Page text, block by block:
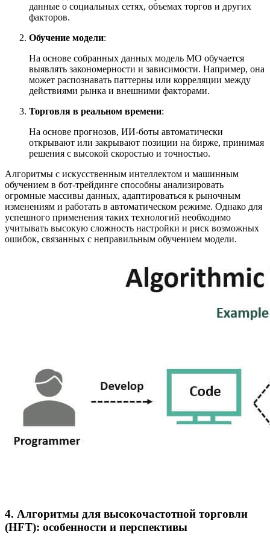
данные о социальных сетях, объемах торгов и других
факторов.
Обучение модели:
На основе собранных данных модель МО обучается
выявлять закономерности и зависимости. Например, она
может распознавать паттерны или корреляции между
действиями рынка и внешними факторами.
Торговля в реальном времени:
На основе прогнозов, ИИ-боты автоматически
открывают или закрывают позиции на бирже, принимая
решения с высокой скоростью и точностью.
Алгоритмы с искусственным интеллектом и машинным
обучением в бот-трейдинге способны анализировать
огромные массивы данных, адаптироваться к рыночным
изменениям и работать в автоматическом режиме. Однако для
успешного применения таких технологий необходимо
учитывать высокую сложность настройки и риск возможных
ошибок, связанных с неправильным обучением модели.
4. Алгоритмы для высокочастотной торговли
(HFT): особенности и перспективы